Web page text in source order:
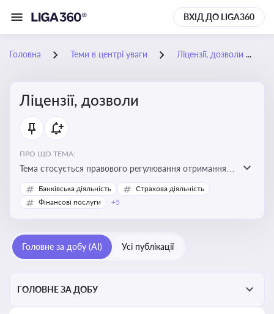
ВХІД ДО LIGA360
Головна Теми в центрі уваги Ліцензії, дозволи
Ліцензії, дозволи
ПРО ЩО ТЕМА:
Тема стосується правового регулювання отримання,
переоформлення, анулювання ліцензій і дозволів,
необхідних для провадження господарської
Банківська діяльність
Страхова діяльність
Фінансові послуги
+5
Головне за добу (AI) Усі публікації
ГОЛОВНЕ ЗА ДОБУ